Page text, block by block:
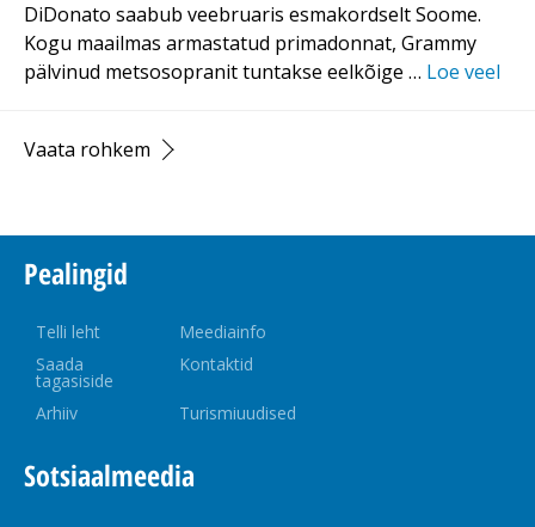
DiDonato saabub veebruaris esmakordselt Soome.
Kogu maailmas armastatud primadonnat, Grammy
pälvinud metsosopranit tuntakse eelkõige … Loe veel
Vaata rohkem
Pealingid
Telli leht
Meediainfo
Saada
tagasiside
Kontaktid
Arhiiv Turismiuudised
Sotsiaalmeedia